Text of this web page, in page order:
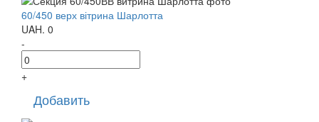
60/450 верх вітрина Шарлотта
UAH. 0
-
+
Добавить